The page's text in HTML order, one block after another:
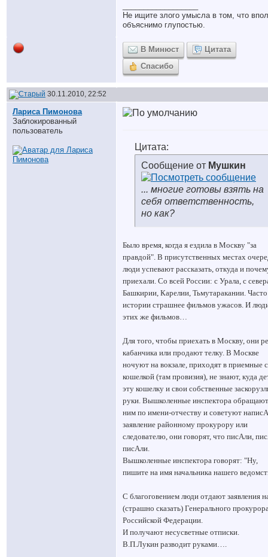
Не ищите злого умысла в том, что
объяснимо глупостью.
В Минюст
Цитата
Спасибо
30.11.2010, 22:52
Лариса Пимонова
Заблокированный
пользователь
Цитата:
Сообщение от Мушкин
... многие готовы взять на
себя ответственность,
но как?
Было время, когда я ездила в Москву "за
правдой". В присутственных местах
люди успевают рассказать, откуда и
приехали. Со всей России: с Урала, с
Башкирии, Карелии, Тьмутаракании.
истории страшнее фильмов ужасов. И
этих же фильмов…
Для того, чтобы приехать в Москву, они
кабанчика или продают телку. В Москве
ночуют на вокзале, приходят в приемные с
кошелкой (там провизия), не знают, куда
эту кошелку и свои собственные
руки. Вышколенные инспектора
ним по имени-отчеству и советуют
заявление районному прокурору или
следователю, они говорят, что писАли,
писАли.
Вышколенные инспектора говорят: "Ну,
пишите на имя начальника нашего
С благоговением люди отдают заявления
(страшно сказать) Генерального
Российской Федерации.
И получают несусветные отписки.
В.П.Лукин разводит руками….